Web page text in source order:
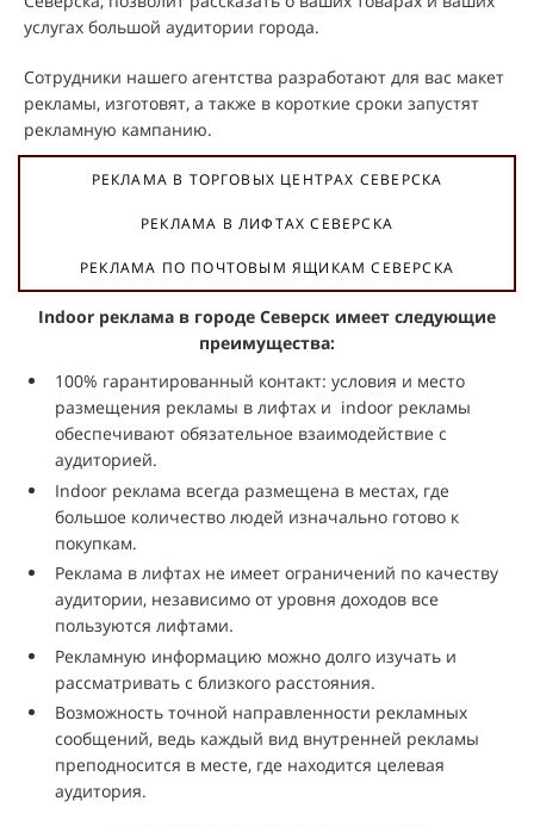
услугах большой аудитории города.
Сотрудники нашего агентства разработают для вас макет
рекламы, изготовят, а также в короткие сроки запустят
рекламную кампанию.
РЕКЛАМА В ТОРГОВЫХ ЦЕНТРАХ СЕВЕРСКА
РЕКЛАМА В ЛИФТАХ СЕВЕРСКА
РЕКЛАМА ПО ПОЧТОВЫМ ЯЩИКАМ СЕВЕРСКА
Indoor реклама в городе Северск имеет следующие
преимущества:
100% гарантированный контакт: условия и место
размещения рекламы в лифтах и indoor рекламы
обеспечивают обязательное взаимодействие с
аудиторией.
Indoor реклама всегда размещена в местах, где
большое количество людей изначально готово к
покупкам.
Реклама в лифтах не имеет ограничений по качеству
аудитории, независимо от уровня доходов все
пользуются лифтами.
Рекламную информацию можно долго изучать и
рассматривать с близкого расстояния.
Возможность точной направленности рекламных
сообщений, ведь каждый вид внутренней рекламы
преподносится в месте, где находится целевая
аудитория.